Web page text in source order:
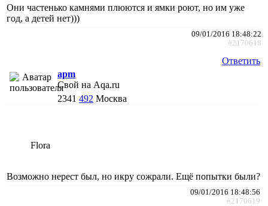
Они частенько камнями плюются и ямки роют, но им уже
год, а детей нет)))
09/01/2016 18:48:22
#2170618
Ответить
apm
Свой на Aqa.ru
2341 492 Москва
Flora
Возможно нерест был, но икру сожрали. Ещё попытки были?
09/01/2016 18:48:56
#2170619